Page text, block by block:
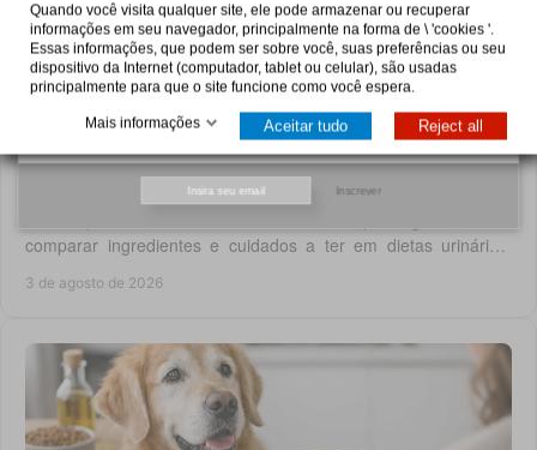
Inscrever
Escolher comida húmida para gatos sem erros
comparar ingredientes e cuidados a ter em dietas urinárias,
3 de agosto de 2026
Quando você visita qualquer site, ele pode armazenar ou recuperar
informações em seu navegador, principalmente na forma de \ 'cookies '.
Essas informações, que podem ser sobre você, suas preferências ou seu
dispositivo da Internet (computador, tablet ou celular), são usadas
principalmente para que o site funcione como você espera.
Mais informações Aceitar tudo Reject all